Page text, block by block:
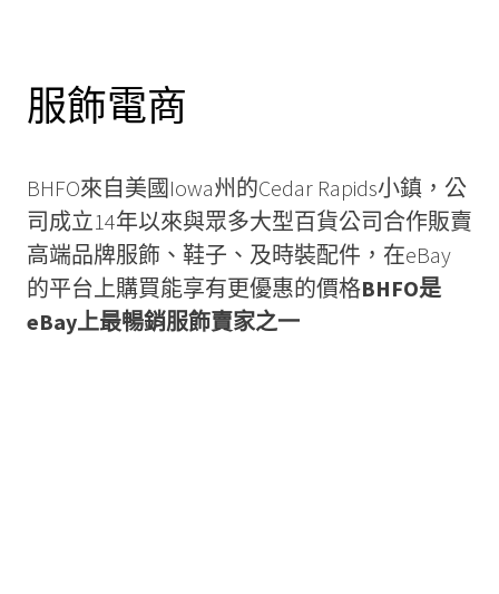
服飾電商
BHFO來自美國Iowa州的Cedar Rapids小鎮，公
司成立14年以來與眾多大型百貨公司合作販賣
高端品牌服飾、鞋子、及時裝配件，在eBay
的平台上購買能享有更優惠的價格BHFO是
eBay上最暢銷服飾賣家之一